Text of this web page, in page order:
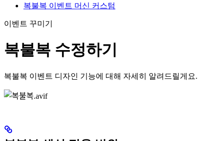
복불복 이벤트 머신 커스텀
이벤트 꾸미기
복불복 수정하기
복불복 이벤트 디자인 기능에 대해 자세히 알려드릴게요.